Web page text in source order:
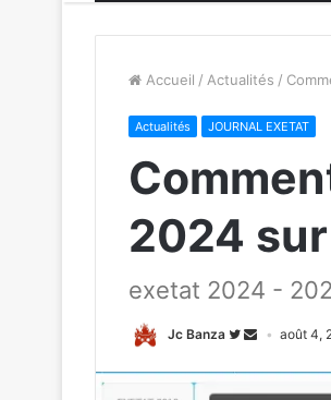
Accueil / Actualités /
Actualités JOURNAL EXETAT
2024
exetat 2024 -
Jc Banza août 4,